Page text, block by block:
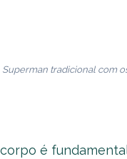
Superman tradicional com
é